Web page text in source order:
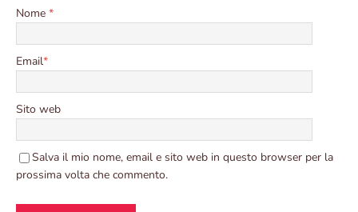
Nome *
Email*
Sito web
Salva il mio nome, email e sito web in questo browser per la
prossima volta che commento.